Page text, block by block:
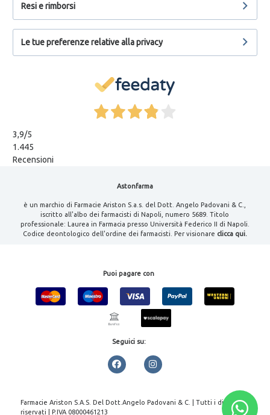
Resi e rimborsi
Le tue preferenze relative alla privacy
3,9/5
1.445
Recensioni
Astonfarma
è un marchio di Farmacie Ariston S.a.s. del Dott. Angelo Padovani & C.,
iscritto all'albo dei farmacisti di Napoli, numero 5689. Titolo
professionale: Laurea in Farmacia presso Università Federico II di Napoli.
Codice deontologico dell'ordine dei farmacisti. Per visionare clicca qui.
Puoi pagare con
Seguici su:
Farmacie Ariston S.A.S. Del Dott.Angelo Padovani & C. | Tutti i diritti
riservati | P.IVA 08000461213